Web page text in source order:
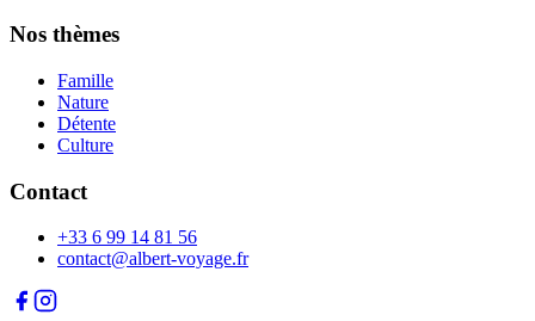
Nos thèmes
Famille
Nature
Détente
Culture
Contact
+33 6 99 14 81 56
contact@albert-voyage.fr